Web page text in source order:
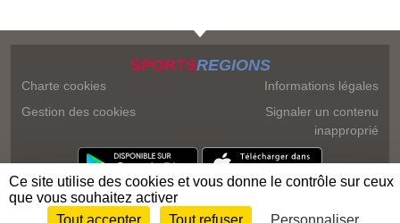
SPORTSREGIONS
Charte cookies
Gestion des cookies
Informations légales
Signaler un contenu
inapproprié
Ce site utilise des cookies et vous donne le contrôle sur ceux
que vous souhaitez activer
Tout accepter
Tout refuser Personnaliser